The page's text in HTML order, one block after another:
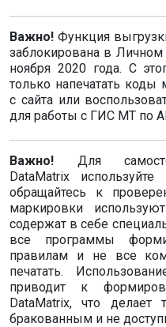
Важно! Функция
заблокирована в
ноября 2020 года. С
только напечатать коды
с сайта или
для работы с ГИС МТ по
Важно! Для
DataMatrix
обращайтесь к
маркировки
содержат в себе
все программы
правилам и не все
печатать.
приводит к
DataMatrix, что делает
бракованным и не